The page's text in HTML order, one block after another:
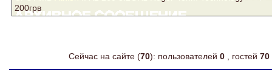
200грв
Сейчас на сайте (70): пользователей 0 , гостей 70